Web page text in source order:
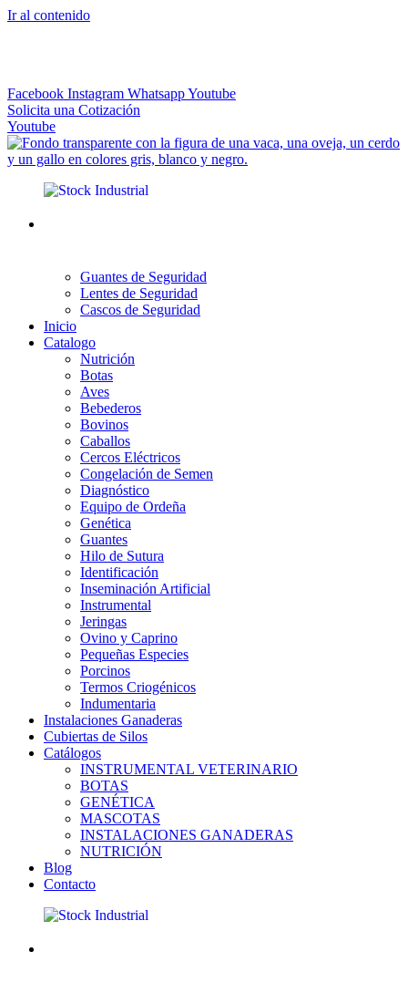
Ir al contenido
Facebook Instagram WhatsappYoutube
Solicita una Cotización
Youtube
Guantes de Seguridad
Lentes de Seguridad
Cascos de Seguridad
Inicio
Catalogo
Nutrición
Botas
Aves
Bebederos
Bovinos
Caballos
Cercos Eléctricos
Congelación de Semen
Diagnóstico
Equipo de Ordeña
Genética
Guantes
Hilo de Sutura
Identificación
Inseminación Artificial
Instrumental
Jeringas
Ovino y Caprino
Pequeñas Especies
Porcinos
Termos Criogénicos
Indumentaria
Instalaciones Ganaderas
Cubiertas de Silos
Catálogos
INSTRUMENTAL VETERINARIO
BOTAS
GENÉTICA
MASCOTAS
INSTALACIONES GANADERAS
NUTRICIÓN
Blog
Contacto